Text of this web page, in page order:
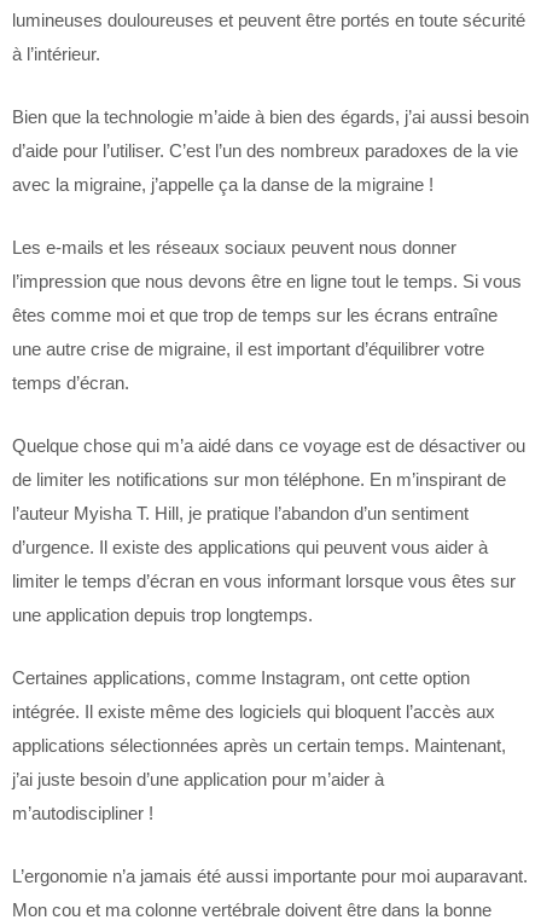
lumineuses douloureuses et peuvent être portés en toute sécurité
à l’intérieur.
Bien que la technologie m’aide à bien des égards, j’ai aussi besoin
d’aide pour l’utiliser. C’est l’un des nombreux paradoxes de la vie
avec la migraine, j’appelle ça la danse de la migraine !
Les e-mails et les réseaux sociaux peuvent nous donner
l’impression que nous devons être en ligne tout le temps. Si vous
êtes comme moi et que trop de temps sur les écrans entraîne
une autre crise de migraine, il est important d’équilibrer votre
temps d’écran.
Quelque chose qui m’a aidé dans ce voyage est de désactiver ou
de limiter les notifications sur mon téléphone. En m’inspirant de
l’auteur Myisha T. Hill, je pratique l’abandon d’un sentiment
d’urgence. Il existe des applications qui peuvent vous aider à
limiter le temps d’écran en vous informant lorsque vous êtes sur
une application depuis trop longtemps.
Certaines applications, comme Instagram, ont cette option
intégrée. Il existe même des logiciels qui bloquent l’accès aux
applications sélectionnées après un certain temps. Maintenant,
j’ai juste besoin d’une application pour m’aider à
m’autodiscipliner !
L’ergonomie n’a jamais été aussi importante pour moi auparavant.
Mon cou et ma colonne vertébrale doivent être dans la bonne